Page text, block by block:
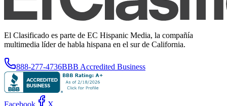
El Clasificado es parte de EC Hispanic Media, la compañía
multimedia líder de habla hispana en el sur de California.
888-277-4736BBB Accredited Business
Facebook X